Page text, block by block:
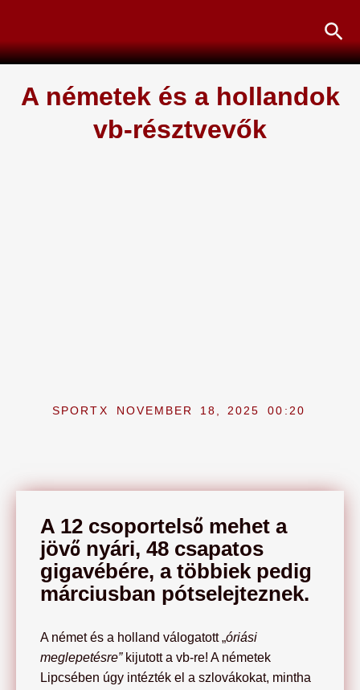
content
A németek és a hollandok
vb-résztvevők
SPORTX NOVEMBER 18, 2025 00:20
A 12 csoportelső mehet a
jövő nyári, 48 csapatos
gigavébére, a többiek pedig
márciusban pótselejteznek.
A német és a holland válogatott „óriási
meglepetésre”kijutott a vb-re! A németek
Lipcsében úgy intézték el a szlovákokat, mintha